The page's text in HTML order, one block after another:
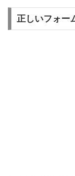
正しいフォー